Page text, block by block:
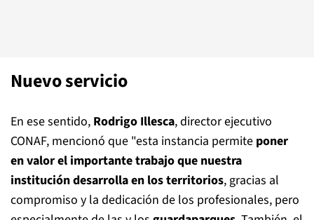
Nuevo servicio
En ese sentido, Rodrigo Illesca, director ejecutivo
CONAF, mencionó que "esta instancia permite poner
en valor el importante trabajo que nuestra
institución desarrolla en los territorios, gracias al
compromiso y la dedicación de los profesionales, pero